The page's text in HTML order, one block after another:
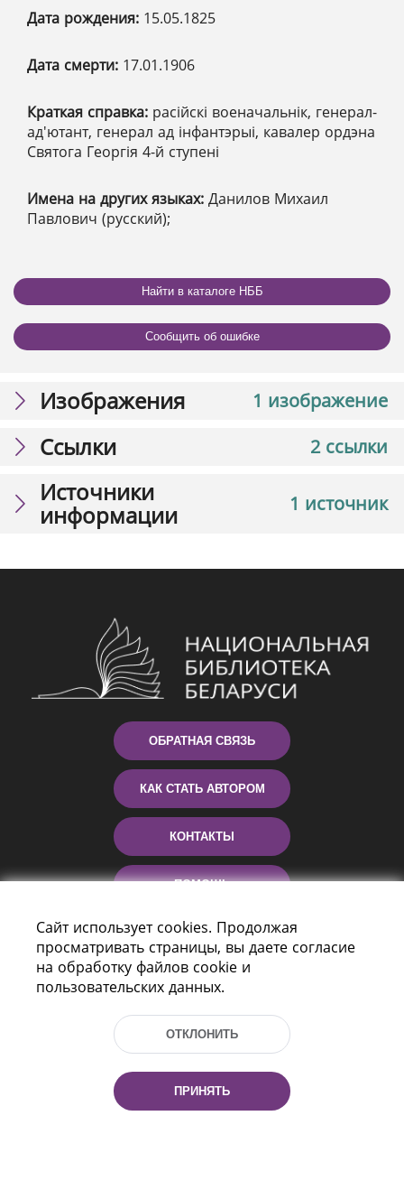
Дата рождения: 15.05.1825
Дата смерти: 17.01.1906
Краткая справка: расійскі военачальнік, генерал-
ад'ютант, генерал ад інфантэрыі, кавалер ордэна
Святога Георгія 4-й ступені
Имена на других языках: Данилов Михаил
Павлович (русский);
Найти в каталоге НББ
Сообщить об ошибке
1 изображение
Изображения
2 ссылки
Ссылки
1 источник
Источники
информации
ОБРАТНАЯ СВЯЗЬ
КАК СТАТЬ АВТОРОМ
КОНТАКТЫ
ПОМОЩЬ
Пр-т Независимости 116
г. Минск, Республика Беларусь, 220114
Тел.: (+375 17) 368 37 37, Факс: (+375 17)
Сайт использует cookies. Продолжая
просматривать страницы, вы даете согласие
на обработку файлов cookie и
пользовательских данных.
ОТКЛОНИТЬ
ПРИНЯТЬ